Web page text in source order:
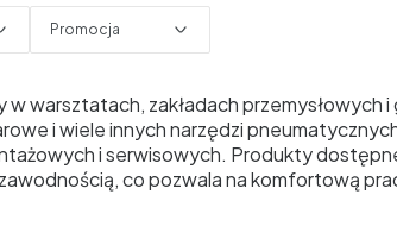
Promocja
warsztatach, zakładach przemysłowych i
i wiele innych narzędzi
i serwisowych. Produkty
co pozwala na komfortową